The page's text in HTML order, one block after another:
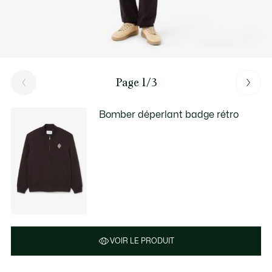
Page 1/3
Bomber déperlant badge rétro
VOIR LE PRODUIT